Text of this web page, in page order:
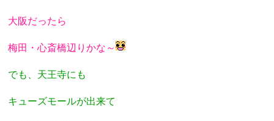
大阪だったら
梅田・心斎橋辺りかな～
でも、天王寺にも
キューズモールが出来て